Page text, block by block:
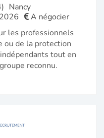
Nancy
A négocier
les professionnels
ou de la protection
tout en
reconnu.